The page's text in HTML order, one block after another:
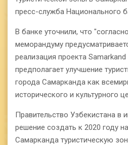
пресс-служба Национального
В банке уточнили, что
меморандуму
реализация проекта
предполагает улучшение
города Самарканда как
исторического и культурного
Правительство Узбекистана в
решение создать к 2020 году
Самарканда туристическую